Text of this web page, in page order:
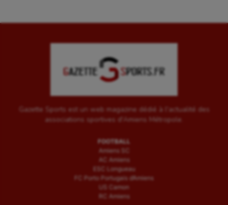
Gazette Sports est un web magazine dédié à l'actualité des
associations sportives d'Amiens Métropole.
FOOTBALL
Amiens SC
AC Amiens
ESC Longueau
FC Porto Portugais d’Amiens
US Camon
RC Amiens